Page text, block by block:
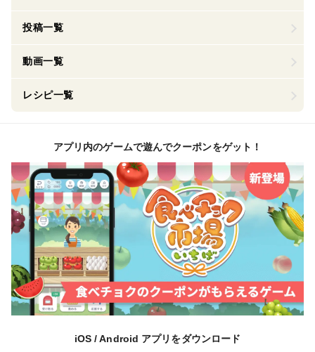
投稿一覧
動画一覧
レシピ一覧
アプリ内のゲームで遊んでクーポンをゲット！
iOS / Android アプリをダウンロード